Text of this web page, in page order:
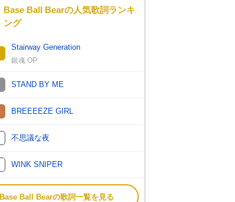
Base Ball Bearの人気歌詞ランキ
ング
Stairway Generation
銀魂 OP
STAND BY ME
BREEEEZE GIRL
不思議な夜
WINK SNIPER
Base Ball Bearの歌詞一覧を見る